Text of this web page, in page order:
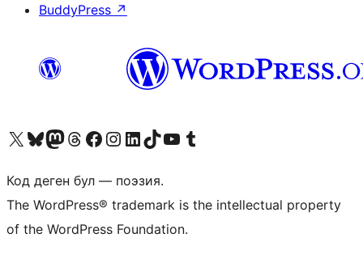
BuddyPress ↗
Visit our X (formerly Twitter) account
Visit our Bluesky account
Биздин Mastodon түрмөгүбүзгө баш багыңыз
Visit our Threads account
Биздин Facebook баракчабызга кириңиз
Биздин Instagram баракчабызга баш багыңыз
Биздин LinkedIn баракчабызга баш багыңыз
Visit our TikTok account
Visit our YouTube channel
Visit our Tumblr account
Код деген бул — поэзия.
The WordPress® trademark is the intellectual property
of the WordPress Foundation.